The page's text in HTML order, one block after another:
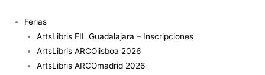
contenido
Ferias
ArtsLibris FIL Guadalajara – Inscripciones
ArtsLibris ARCOlisboa 2026
ArtsLibris ARCOmadrid 2026